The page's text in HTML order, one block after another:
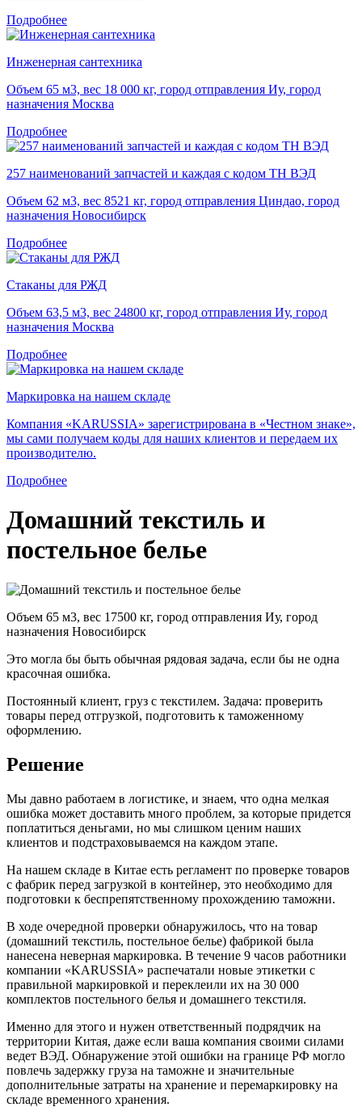
Подробнее
Инженерная сантехника
Объем 65 м3, вес 18 000 кг, город отправления Иу, город
назначения Москва
Подробнее
257 наименований запчастей и каждая с кодом ТН ВЭД
Объем 62 м3, вес 8521 кг, город отправления Циндао, город
назначения Новосибирск
Подробнее
Стаканы для РЖД
Объем 63,5 м3, вес 24800 кг, город отправления Иу, город
назначения Москва
Подробнее
Маркировка на нашем складе
Компания «KARUSSIA» зарегистрирована в «Честном знаке»,
мы сами получаем коды для наших клиентов и передаем их
производителю.
Подробнее
Домашний текстиль и
постельное белье
Объем 65 м3, вес 17500 кг, город отправления Иу, город
назначения Новосибирск
Это могла бы быть обычная рядовая задача, если бы не одна
красочная ошибка.
Постоянный клиент, груз с текстилем. Задача: проверить
товары перед отгрузкой, подготовить к таможенному
оформлению.
Решение
Мы давно работаем в логистике, и знаем, что одна мелкая
ошибка может доставить много проблем, за которые придется
поплатиться деньгами, но мы слишком ценим наших
клиентов и подстраховываемся на каждом этапе.
На нашем складе в Китае есть регламент по проверке товаров
с фабрик перед загрузкой в контейнер, это необходимо для
подготовки к беспрепятственному прохождению таможни.
В ходе очередной проверки обнаружилось, что на товар
(домашний текстиль, постельное белье) фабрикой была
нанесена неверная маркировка. В течение 9 часов работники
компании «KARUSSIA» распечатали новые этикетки с
правильной маркировкой и переклеили их на 30 000
комплектов постельного белья и домашнего текстиля.
Именно для этого и нужен ответственный подрядчик на
территории Китая, даже если ваша компания своими силами
ведет ВЭД. Обнаружение этой ошибки на границе РФ могло
повлечь задержку груза на таможне и значительные
дополнительные затраты на хранение и перемаркировку на
складе временного хранения.